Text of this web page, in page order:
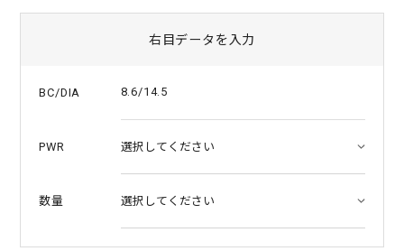
右目データを入力
BC/DIA 8.6/14.5
PWR
数量